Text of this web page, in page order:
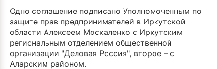
Одно соглашение подписано Уполномоченным по
защите прав предпринимателей в Иркутской
области Алексеем Москаленко с Иркутским
региональным отделением общественной
организации "Деловая Россия", второе – с
Аларским районом.